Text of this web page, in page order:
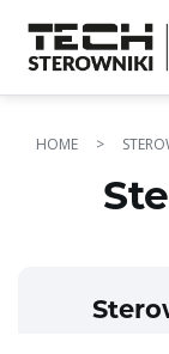
HOME